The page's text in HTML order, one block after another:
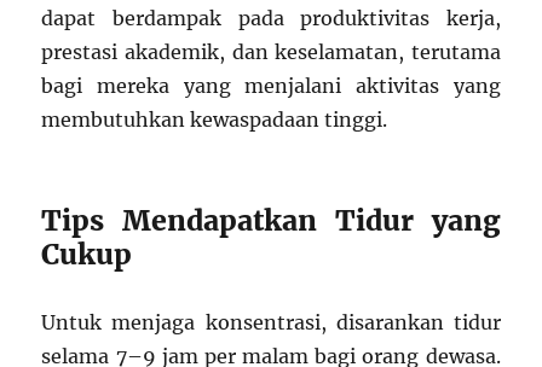
dapat berdampak pada produktivitas kerja,
prestasi akademik, dan keselamatan, terutama
bagi mereka yang menjalani aktivitas yang
membutuhkan kewaspadaan tinggi.
Tips Mendapatkan Tidur yang
Cukup
Untuk menjaga konsentrasi, disarankan tidur
selama 7–9 jam per malam bagi orang dewasa.